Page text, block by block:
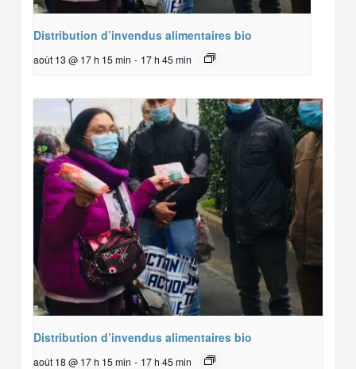
Distribution d’invendus alimentaires bio
août 13 @ 17 h 15 min - 17 h 45 min
Distribution d’invendus alimentaires bio
août 18 @ 17 h 15 min - 17 h 45 min